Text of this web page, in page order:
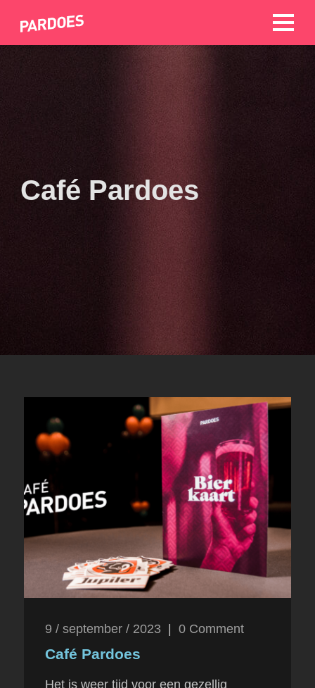
Café Pardoes
9 / september / 2023 0 Comment
Café Pardoes
Het is weer tijd voor een gezellig